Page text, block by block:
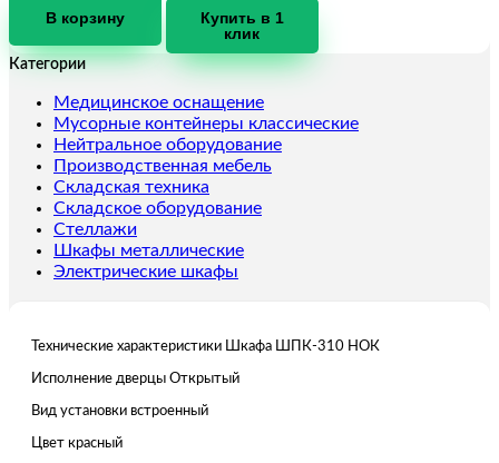
Шкаф
НОК
В корзину
Купить в 1
клик
Категории
Медицинское оснащение
Мусорные контейнеры классические
Нейтральное оборудование
Производственная мебель
Складская техника
Складское оборудование
Стеллажи
Шкафы металлические
Электрические шкафы
Технические характеристики Шкафа ШПК-310 НОК
Исполнение дверцы Открытый
Вид установки встроенный
Цвет красный